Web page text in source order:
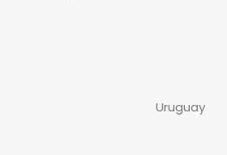
Uruguay